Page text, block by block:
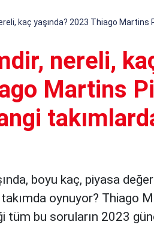
kaç yaşında? 2023 Thiago Martins
nereli,
Martins
boyu kaç, piyasa
oynuyor? Thiago
tüm bu soruların 2023